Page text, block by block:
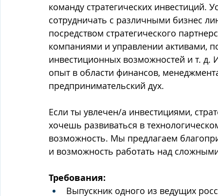
команду стратегических инвестиций.
сотрудничать с различными бизнес
посредством стратегического
компаниями и управлении активами,
инвестиционных возможностей и т.
опыт в области финансов,
предпринимательский дух.
Если ты увлечен/а инвестициями,
хочешь развиваться в
возможность. Мы предлагаем
и возможность работать над
Требования:
Выпускник одного из ведущих